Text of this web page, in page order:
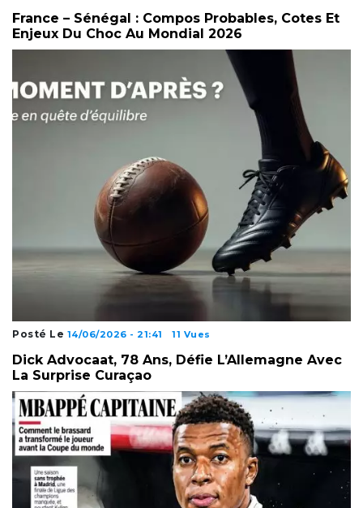
France – Sénégal : Compos Probables, Cotes Et
Enjeux Du Choc Au Mondial 2026
Posté Le 14/06/2026 - 21:41 11 Vues
Dick Advocaat, 78 Ans, Défie L’Allemagne Avec
La Surprise Curaçao